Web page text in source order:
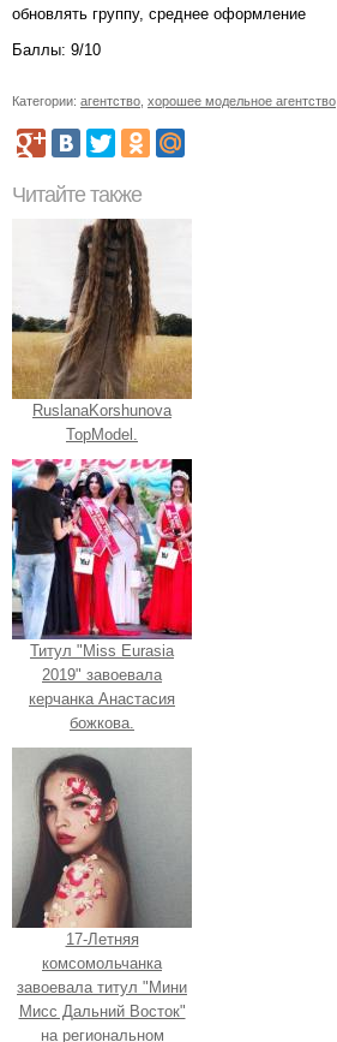
обновлять группу, среднее оформление
Баллы: 9/10
Категории: агентство хорошее модельное агентство
Читайте также
RuslanaKorshunova
TopModel.
Титул "Miss Eurasia
2019" завоевала
керчанка Анастасия
божкова.
17-Летняя
комсомольчанка
завоевала титул "Мини
Мисс Дальний Восток"
на региональном